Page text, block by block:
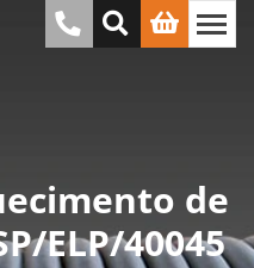
de
ELP/40045